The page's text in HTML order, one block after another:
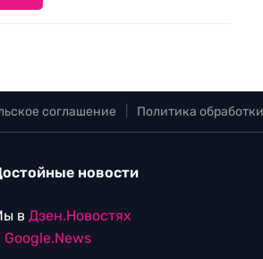
соглашение Политика
новости
в Дзен.Новостях
Google.News